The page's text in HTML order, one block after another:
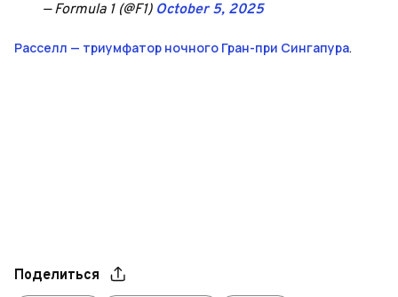
— Formula 1 (@F1) October 5, 2025
Расселл — триумфатор ночного Гран-при Сингапура.
Поделиться